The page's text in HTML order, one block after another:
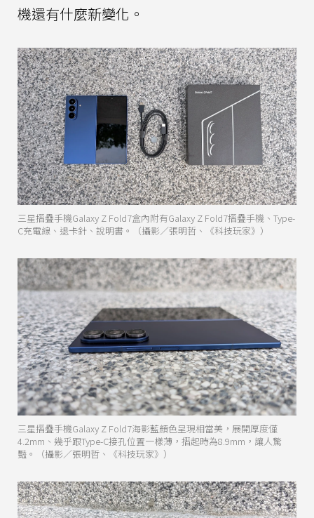
機還有什麼新變化。
三星摺疊手機Galaxy Z Fold7盒內附有Galaxy Z Fold7摺疊手機、Type-
C充電線、退卡針、說明書。（攝影／張明哲、《科技玩家》）
三星摺疊手機Galaxy Z Fold7海影藍顏色呈現相當美，展開厚度僅
4.2mm、幾乎跟Type-C接孔位置一樣薄，摺起時為8.9mm，讓人驚
豔。（攝影／張明哲、《科技玩家》）